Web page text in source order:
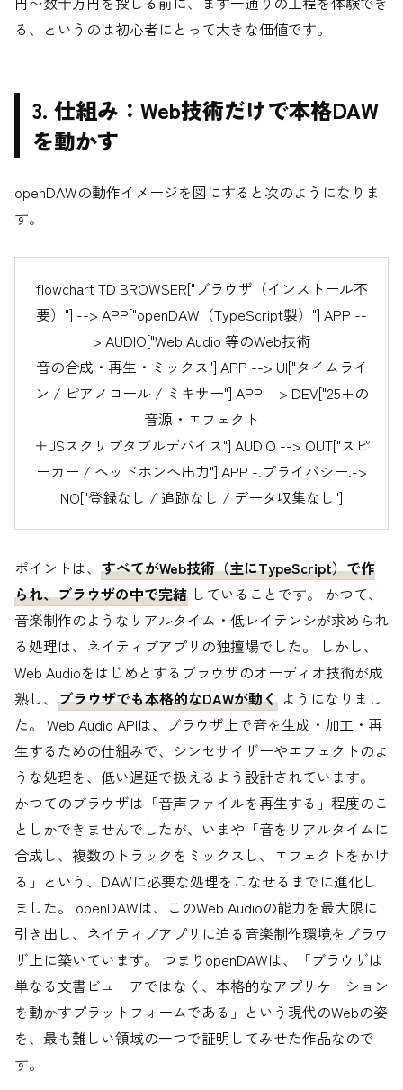
る、というのは初心者にとって大きな価値です。
3. 仕組み：Web技術だけで本格DAW
を動かす
openDAWの動作イメージを図にすると次のようになりま
す。
flowchart TD BROWSER["ブラウザ（インストール不
要）"] --> APP["openDAW（TypeScript製）"] APP --
> AUDIO["Web Audio 等のWeb技術
音の合成・再生・ミックス"] APP --> UI["タイムライ
ン / ピアノロール / ミキサー"] APP --> DEV["25+の
音源・エフェクト
＋JSスクリプタブルデバイス"] AUDIO --> OUT["スピ
ーカー / ヘッドホンへ出力"] APP -.プライバシー.->
NO["登録なし / 追跡なし / データ収集なし"]
ポイントは、 すべてがWeb技術（主にTypeScript）で作
られ、ブラウザの中で完結 していることです。 かつて、
音楽制作のようなリアルタイム・低レイテンシが求められ
る処理は、ネイティブアプリの独擅場でした。 しかし、
Web Audioをはじめとするブラウザのオーディオ技術が成
熟し、 ブラウザでも本格的なDAWが動く ようになりまし
た。 Web Audio APIは、ブラウザ上で音を生成・加工・再
生するための仕組みで、シンセサイザーやエフェクトのよ
うな処理を、低い遅延で扱えるよう設計されています。
かつてのブラウザは「音声ファイルを再生する」程度のこ
としかできませんでしたが、いまや「音をリアルタイムに
合成し、複数のトラックをミックスし、エフェクトをかけ
る」という、DAWに必要な処理をこなせるまでに進化し
ました。 openDAWは、このWeb Audioの能力を最大限に
引き出し、ネイティブアプリに迫る音楽制作環境をブラウ
ザ上に築いています。 つまりopenDAWは、「ブラウザは
単なる文書ビューアではなく、本格的なアプリケーション
を動かすプラットフォームである」という現代のWebの姿
を、最も難しい領域の一つで証明してみせた作品なので
す。